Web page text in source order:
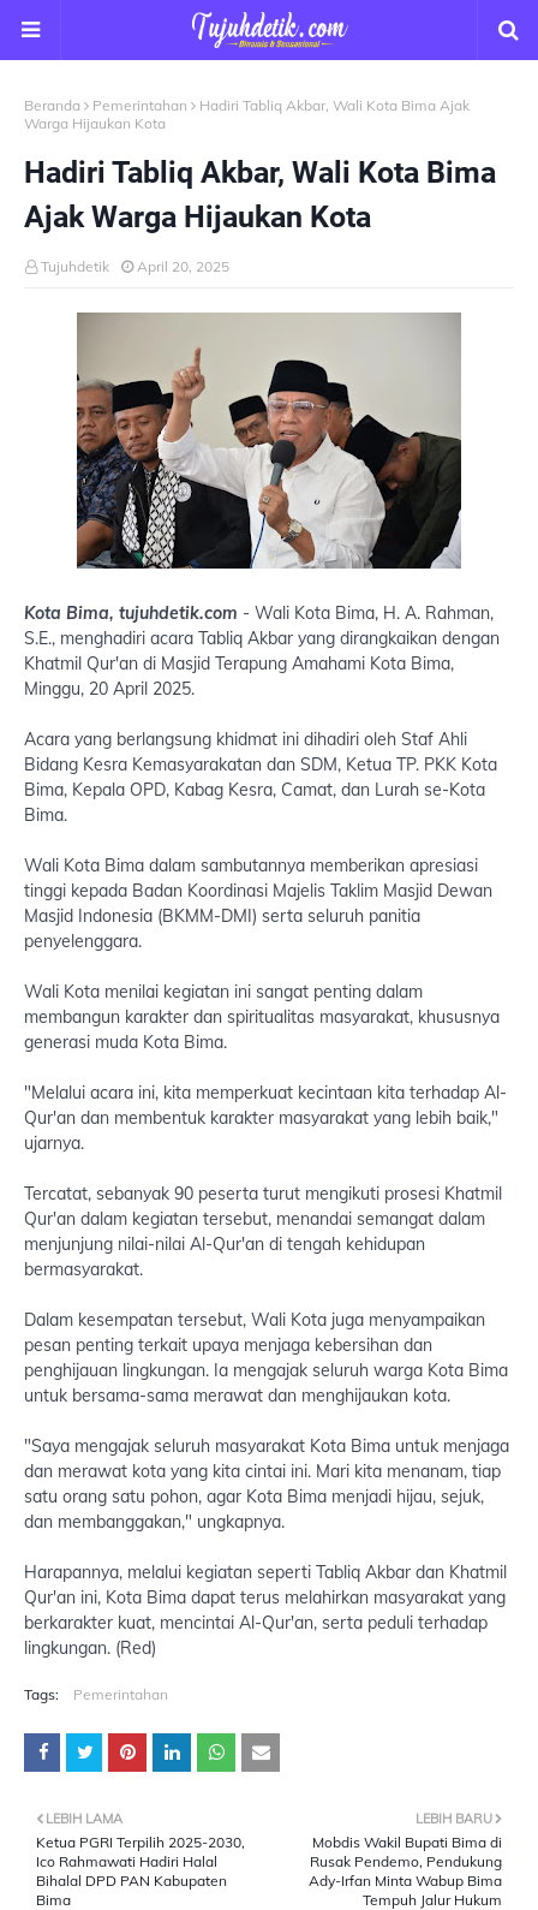
Beranda Pemerintahan
Hadiri Tabliq Akbar, Wali Kota Bima Ajak
Warga Hijaukan Kota
Hadiri Tabliq Akbar, Wali Kota Bima
Ajak Warga Hijaukan Kota
Tujuhdetik April 20, 2025
Kota Bima, tujuhdetik.com - Wali Kota Bima, H. A. Rahman,
S.E., menghadiri acara Tabliq Akbar yang dirangkaikan dengan
Khatmil Qur'an di Masjid Terapung Amahami Kota Bima,
Minggu, 20 April 2025.
Acara yang berlangsung khidmat ini dihadiri oleh Staf Ahli
Bidang Kesra Kemasyarakatan dan SDM, Ketua TP. PKK Kota
Bima, Kepala OPD, Kabag Kesra, Camat, dan Lurah se-Kota
Bima.
Wali Kota Bima dalam sambutannya memberikan apresiasi
tinggi kepada Badan Koordinasi Majelis Taklim Masjid Dewan
Masjid Indonesia (BKMM-DMI) serta seluruh panitia
penyelenggara.
Wali Kota menilai kegiatan ini sangat penting dalam
membangun karakter dan spiritualitas masyarakat, khususnya
generasi muda Kota Bima.
"Melalui acara ini, kita memperkuat kecintaan kita terhadap Al-
Qur'an dan membentuk karakter masyarakat yang lebih baik,"
ujarnya.
Tercatat, sebanyak 90 peserta turut mengikuti prosesi Khatmil
Qur'an dalam kegiatan tersebut, menandai semangat dalam
menjunjung nilai-nilai Al-Qur'an di tengah kehidupan
bermasyarakat.
Dalam kesempatan tersebut, Wali Kota juga menyampaikan
pesan penting terkait upaya menjaga kebersihan dan
penghijauan lingkungan. Ia mengajak seluruh warga Kota Bima
untuk bersama-sama merawat dan menghijaukan kota.
"Saya mengajak seluruh masyarakat Kota Bima untuk menjaga
dan merawat kota yang kita cintai ini. Mari kita menanam, tiap
satu orang satu pohon, agar Kota Bima menjadi hijau, sejuk,
dan membanggakan," ungkapnya.
Harapannya, melalui kegiatan seperti Tabliq Akbar dan Khatmil
Qur'an ini, Kota Bima dapat terus melahirkan masyarakat yang
berkarakter kuat, mencintai Al-Qur'an, serta peduli terhadap
lingkungan. (Red)
Tags: Pemerintahan
LEBIH BARU
Mobdis Wakil Bupati Bima di
Rusak Pendemo, Pendukung
Ady-Irfan Minta Wabup Bima
Tempuh Jalur Hukum
LEBIH LAMA
Ketua PGRI Terpilih 2025-2030,
Ico Rahmawati Hadiri Halal
Bihalal DPD PAN Kabupaten
Bima